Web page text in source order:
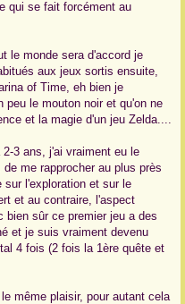
qui se fait forcément au
le monde sera d'accord je
aux jeux sortis ensuite,
of Time, eh bien je
le mouton noir et qu'on ne
et la magie d'un jeu Zelda....
3 ans, j'ai vraiment eu le
me rapprocher au plus près
sur l'exploration et sur le
et au contraire, l'aspect
bien sûr ce premier jeu a des
et je suis vraiment devenu
4 fois (2 fois la 1ère quête et
même plaisir, pour autant cela